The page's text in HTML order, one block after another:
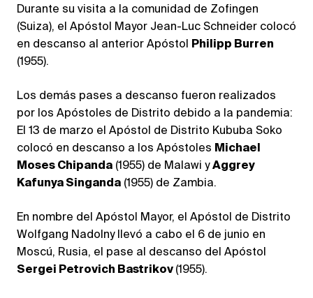
Durante su visita a la comunidad de Zofingen
(Suiza), el Apóstol Mayor Jean-Luc Schneider colocó
en descanso al anterior Apóstol Philipp Burren
(1955).
Los demás pases a descanso fueron realizados
por los Apóstoles de Distrito debido a la pandemia:
El 13 de marzo el Apóstol de Distrito Kububa Soko
colocó en descanso a los Apóstoles Michael
Moses Chipanda (1955) de Malawi yAggrey
Kafunya Singanda (1955) de Zambia.
En nombre del Apóstol Mayor, el Apóstol de Distrito
Wolfgang Nadolny llevó a cabo el 6 de junio en
Moscú, Rusia, el pase al descanso del Apóstol
Sergei Petrovich Bastrikov (1955).